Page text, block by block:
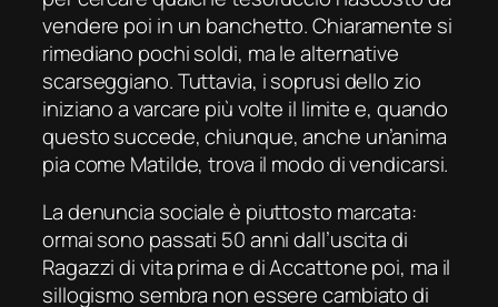
vendere poi in un banchetto. Chiaramente si
rimediano pochi soldi, ma le alternative
scarseggiano. Tuttavia, i soprusi dello zio
iniziano a varcare più volte il limite e, quando
questo succede, chiunque, anche un’anima
pia come Matilde, trova il modo di vendicarsi.
La denuncia sociale è piuttosto marcata:
ormai sono passati 50 anni dall’uscita di
Ragazzi di vitaprima e diAccattonepoi, ma il
sillogismo sembra non essere cambiato di